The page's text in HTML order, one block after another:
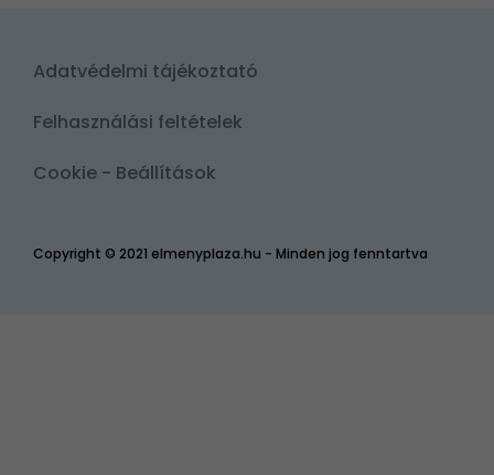
Copyright © 2021 elmenyplaza.hu - Minden jog fenntartva
Adatvédelmi tájékoztató
Felhasználási feltételek
Cookie - Beállítások